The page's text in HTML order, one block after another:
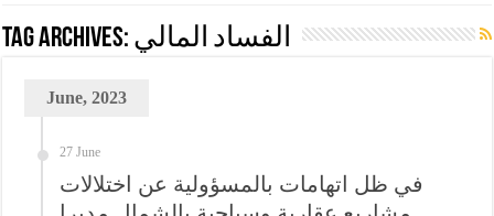
Tag Archives: الفساد المالي
June, 2023
27 June
في ظل اتهامات بالمسؤولية عن اختلالات